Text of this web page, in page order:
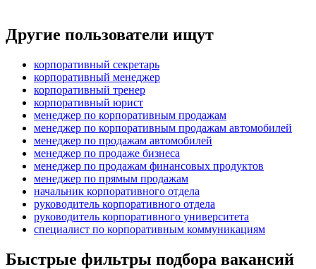
Другие пользователи ищут
корпоративный секретарь
корпоративный менеджер
корпоративный тренер
корпоративный юрист
менеджер по корпоративным продажам
менеджер по корпоративным продажам автомобилей
менеджер по продажам автомобилей
менеджер по продаже бизнеса
менеджер по продажам финансовых продуктов
менеджер по прямым продажам
начальник корпоративного отдела
руководитель корпоративного отдела
руководитель корпоративного университета
специалист по корпоративным коммуникациям
Быстрые фильтры подбора вакансий